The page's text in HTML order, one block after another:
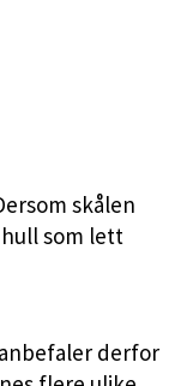
skålen
som lett
derfor